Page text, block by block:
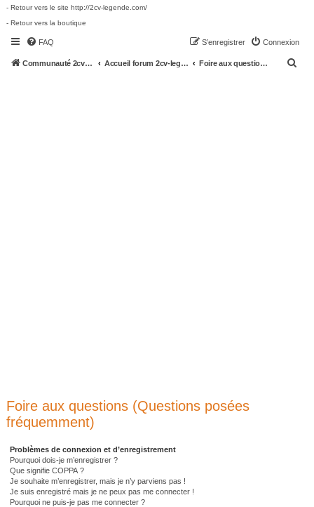
- Retour vers le site http://2cv-legende.com/
- Retour vers la boutique
FAQ Connexion
S’enregistrer
Communauté 2cv-legende.com Accueil forum 2cv-legende.com Foire aux questions (Questions posées fréquemment)
Foire aux questions (Questions posées
fréquemment)
Problèmes de connexion et d’enregistrement
Pourquoi dois-je m’enregistrer ?
Que signifie COPPA ?
Je souhaite m’enregistrer, mais je n’y parviens pas !
Je suis enregistré mais je ne peux pas me connecter !
Pourquoi ne puis-je pas me connecter ?